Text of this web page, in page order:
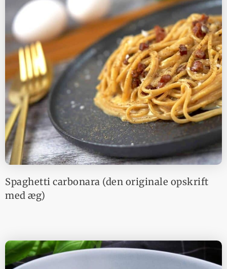
Spaghetti carbonara (den originale opskrift
med æg)